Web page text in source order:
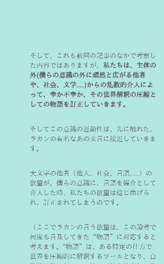
そして、これも前回の記事のなかで考察し
た内容ではありますが、 私たちは、主体の
外(僕らの意識の外に頑然と広がる他者
や、社会、文学.....)からの乱数的介入によ
って、幸か不幸か、その世界解釈の圧縮と
しての物語を訂正していきます。
そしてこの意識の運動性は、先に触れた、
ラカンの有名なあの文言に接近していきま
す。
大文字の他者（他人、社会、言語......）の
欲望が、僕らの意識に、言語を媒介として
介入した時、私たちの欲望は捻じ曲げら
れ、訂正されてしまうのです。
（ここでラカンの言う欲望は、この論考で
何度も言及してきた“物語”に対応すると
考えます。"物語”は、ある特定の仕方で
世界を圧縮的に解釈するツールとなり、自